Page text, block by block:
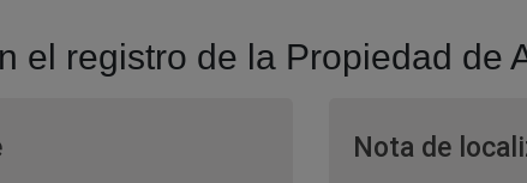
el registro de la Propiedad de
Ventana nueva Nota de